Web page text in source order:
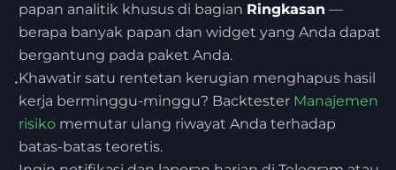
papan analitik khusus di bagian Ringkasan —
berapa banyak papan dan widget yang Anda dapat
bergantung pada paket Anda.
•Khawatir satu rentetan kerugian menghapus hasil
kerja berminggu-minggu? Backtester Manajemen
risiko memutar ulang riwayat Anda terhadap
batas-batas teoretis.